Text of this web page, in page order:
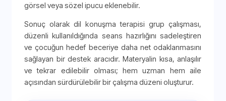
görsel veya sözel ipucu eklenebilir.
Sonuç olarak dil konuşma terapisi grup çalışması,
düzenli kullanıldığında seans hazırlığını sadeleştiren
ve çocuğun hedef beceriye daha net odaklanmasını
sağlayan bir destek aracıdır. Materyalin kısa, anlaşılır
ve tekrar edilebilir olması; hem uzman hem aile
açısından sürdürülebilir bir çalışma düzeni oluşturur.